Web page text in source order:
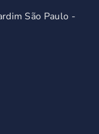
São Paulo -